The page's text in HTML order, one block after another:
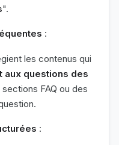
".
:
les contenus qui
aux questions des
FAQ ou des
: